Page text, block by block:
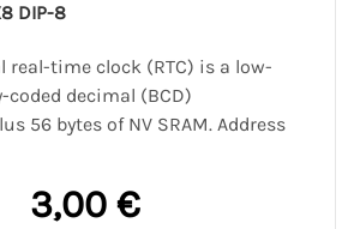
DIP-8
real-time clock (RTC) is a low-
coded decimal (BCD)
56 bytes of NV SRAM. Address
3,00 €